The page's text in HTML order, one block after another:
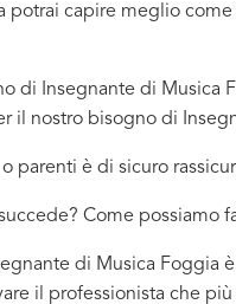
potrai capire meglio
di Insegnante di Musica
il nostro bisogno di
parenti è di sicuro
Come possiamo
di Musica Foggia
il professionista che